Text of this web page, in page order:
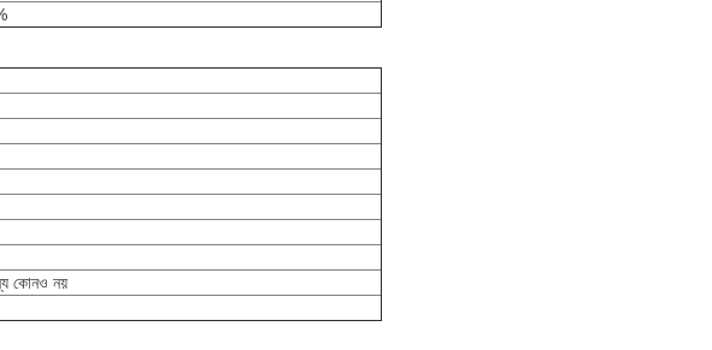
কোনও নয়